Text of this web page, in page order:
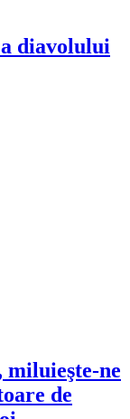
diavolului
miluieşte-ne
de